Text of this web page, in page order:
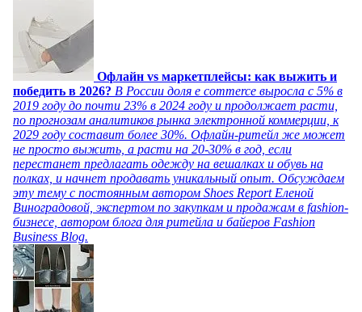
Офлайн vs маркетплейсы: как выжить и
победить в 2026? В России доля e commerce выросла с 5% в
2019 году до почти 23% в 2024 году и продолжает расти,
по прогнозам аналитиков рынка электронной коммерции, к
2029 году составит более 30%. Офлайн-ритейл же может
не просто выжить, а расти на 20-30% в год, если
перестанет предлагать одежду на вешалках и обувь на
полках, и начнет продавать уникальный опыт. Обсуждаем
эту тему с постоянным автором Shoes Report Еленой
Виноградовой, экспертом по закупкам и продажам в fashion-
бизнесе, автором блога для ритейла и байеров Fashion
Business Blog.